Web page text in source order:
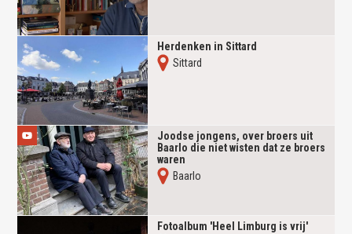
Herdenken in Sittard
Sittard
Joodse jongens, over broers uit
Baarlo die niet wisten dat ze broers
waren
Baarlo
Fotoalbum 'Heel Limburg is vrij'